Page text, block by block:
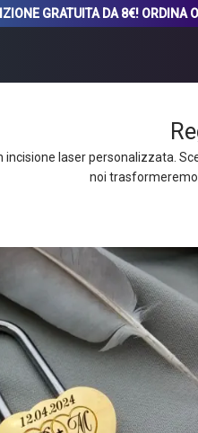
GRATUITA DA 8€! ORDINA
incisione laser personalizzata.
noi trasformeremo